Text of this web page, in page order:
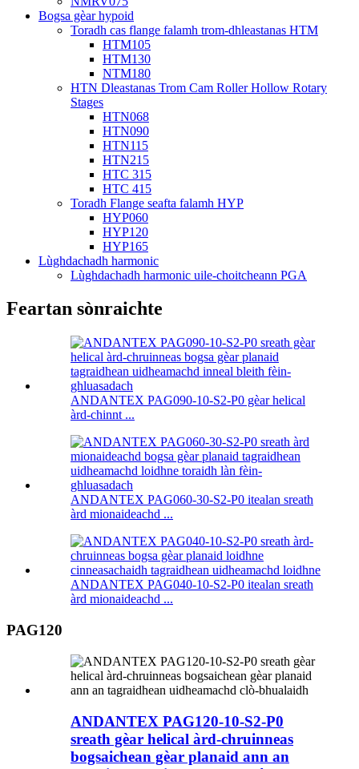
Bogsa gèar hypoid
Toradh cas flange falamh trom-dhleastanas HTM
HTM105
HTM130
NTM180
HTN Dleastanas Trom Cam Roller Hollow Rotary
Stages
HTN068
HTN090
HTN115
HTN215
HTC 315
HTC 415
Toradh Flange seafta falamh HYP
HYP060
HYP120
HYP165
Lùghdachadh harmonic
Lùghdachadh harmonic uile-choitcheann PGA
Feartan sònraichte
ANDANTEX PAG090-10-S2-P0 gèar helical
àrd-chinnt ...
ANDANTEX PAG060-30-S2-P0 itealan sreath
àrd mionaideachd ...
ANDANTEX PAG040-10-S2-P0 itealan sreath
àrd mionaideachd ...
PAG120
ANDANTEX PAG120-10-S2-P0
sreath gèar helical àrd-chruinneas
bogsaichean gèar planaid ann an